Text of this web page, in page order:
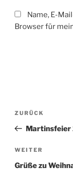
Name, E-
Browser für
Vorheriger
Beitrag
ZURÜCK
Martinsfeier
Nächster
Beitrag
WEITER
Grüße zu